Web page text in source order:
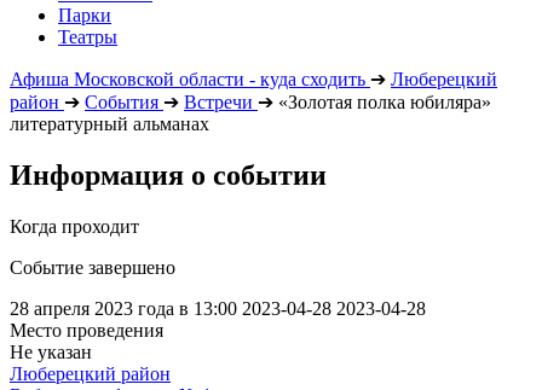
Парки
Театры
Афиша Московской области - куда сходить ➔ Люберецкий
район ➔ События ➔ Встречи ➔ «Золотая полка юбиляра»
литературный альманах
Информация о событии
Когда проходит
Событие завершено
28 апреля 2023 года в 13:00 2023-04-28 2023-04-28
Место проведения
Не указан
Люберецкий район